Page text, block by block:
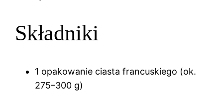
Składniki
1 opakowanie ciasta francuskiego (ok.
275–300 g)